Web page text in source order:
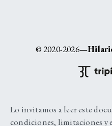
© 2020-2026—
Lo invitamos a leer este
condiciones, limitaciones y